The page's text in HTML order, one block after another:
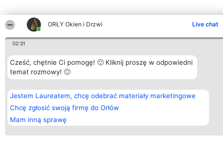
ORŁY Okien i Drzwi Live chat
02:31
Cześć, chętnie Ci pomogę! 🙂 Kliknij proszę w odpowiedni
temat rozmowy! 🙂
Jestem Laureatem, chcę odebrać materiały marketingowe
Chcę zgłosić swoją firmę do Orłów
Mam inną sprawę